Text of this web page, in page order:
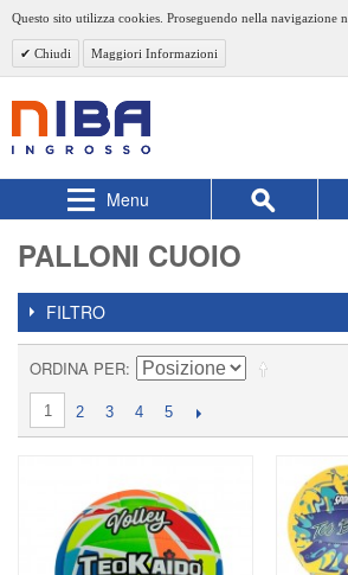
Questo sito utilizza cookies. Proseguendo nella navigazione
Chiudi Maggiori Informazioni
Menu
PALLONI CUOIO
FILTRO
ORDINA PER
1 2 3 4 5